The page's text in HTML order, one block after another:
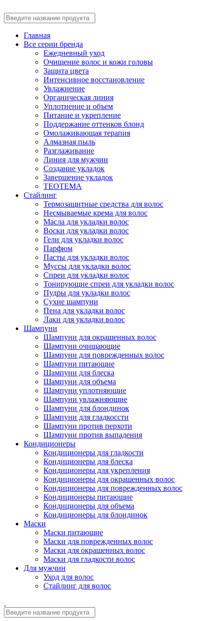
Главная
Все серии бренда
Ежедневный уход
Очищение волос и кожи головы
Защита цвета
Интенсивное восстановление
Увлажнение
Органическая линия
Уплотнение и объем
Питание и укрепление
Поддержание оттенков блонд
Омолаживающая терапия
Алмазная пыль
Разглаживание
Линия для мужчин
Создание укладок
Завершение укладок
TEOTEMA
Стайлинг
Термозащитные средства для волос
Несмываемые крема для волос
Масла для укладки волос
Воски для укладки волос
Гели для укладки волос
Парфюм
Пасты для укладки волос
Муссы для укладки волос
Спреи для укладки волос
Тонирующие спреи для укладки волос
Пудры для укладки волос
Сухие шампуни
Пена для укладки волос
Лаки для укладки волос
Шампуни
Шампуни для окрашенных волос
Шампуни очищающие
Шампуни для поврежденных волос
Шампуни питающие
Шампуни для блеска
Шампуни для объема
Шампуни уплотняющие
Шампуни увлажняющие
Шампуни для блондинок
Шампуни для гладкоссти
Шампуни против перхоти
Шампуни против выпадения
Кондиционеры
Кондиционеры для гладкости
Кондиционеры для блеска
Кондиционеры для укрепления
Кондиционеры для окрашенных волос
Кондиционеры для поврежденных волос
Кондиционеры питающие
Кондиционеры для объема
Кондиционеры для блондинок
Маски
Маски питающие
Маски для поврежденных волос
Маски для окрашенных волос
Маски для гладкости волос
Для мужчин
Уход для волос
Стайлинг для волос